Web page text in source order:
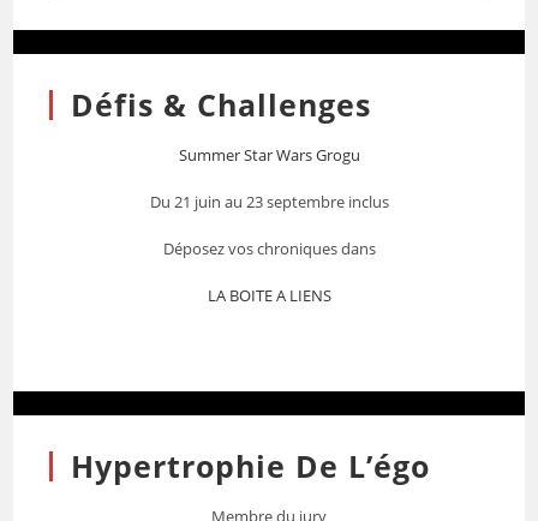
Défis & Challenges
Summer Star Wars Grogu
Du 21 juin au 23 septembre inclus
Déposez vos chroniques dans
LA BOITE A LIENS
Hypertrophie De L’égo
Membre du jury